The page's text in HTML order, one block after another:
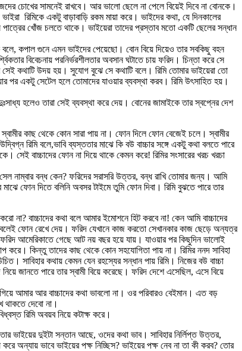
চোখের সামনেই রাখবে। আর ভালো ছেলে না পেলে বিয়েই দিবে না বোনকে।
রিমিকে একটু বাড়াবাড়ি রকম মায়া করে। ভাইদের কথা, যে দিনকালের
পাত্রের খোঁজ চলতে থাকে। ভাইয়েরা তাদের প্রস্তাব মতো একটি ছেলের সন্ধান
বলে, কপাল গুনে এমন ভাইদের পেয়েছো। বোন বিয়ে দিয়েও তার সবকিছু বহন
বিবেচনায় পরনির্ভরশীলতার অবসান ঘটাতে চায় ফরিদ। চিন্তা করে সে
কথাটি উদয় হয়। সুযোগ বুঝে সে কথাটি বলে। রিমি তোমার ভাইয়েরা তো
একটু সেটেল হলে তোমাদের যাওয়ার ব্যবস্থা করব। রিমি উৎসাহিত হয়।
হলেও তারা সেই ব্যবস্থা করে দেয়। বোনের জামাইকে তার স্বপ্নের দেশ
কাছ থেকে কোন সারা পায় না। ফোন দিলে ফোন বেজেই চলে। স্বামীর
রিমি বলে,ভাবি ব্যস্ততার মাঝে কি বউ বাচ্চার সঙ্গে একটু কথা বলতে পারে
বাচ্চাদের ফোন না দিয়ে থাকে কেমন করে! রিমির সংসারের খরচ খরচা
নাম্বার বন্ধ কেন? ফরিদের সরাসরি উত্তর, বন্ধ রাখি তোমার জন্য। আমি
ফোন দিতে বলিনি অবসর টাইমে তুমি ফোন দিবা। রিমি বুঝতে পারে তার
না? বাচ্চাদের কথা বলে আমার ইমোশনে হিট করবে না! কেন আমি বাচ্চাদের
না বলেই ফোন রেখে দেয়। ফরিদ যেখানে কাজ করতো সেখানকার কাজ ছেড়ে অন্যত্র
আমেরিকাতে গেছে আট নয় বছর হয়ে যায়। যাওয়ার পর কিছুদিন ভালোই
করে। কিন্তু তাদের কাছ থেকে কোন সহযোগিতা পায় না। রিমির ননদ সাবিহা
সাবিহার কথায় কেমন যেন রহস্যের সন্ধান পায় রিমি।‌ নিজের বউ বাচ্চা
জানতে পারে তার স্বামী বিয়ে করেছে। ফরিদ দেশে এসেছিল, এসে বিয়ে
আমার আর বাচ্চাদের কথা ভাবলো না। ওর পরিবারও বেইমান। এত বড়
থাকতে দেবো না।
রিমি অবয়ব নিয়ে কটাক্ষ করে।
ভাইয়ের দুইটা সন্তান আছে, ওদের কথা ভাব। সাবিহার নির্লিপ্ত উত্তর,
অন্যায় ভাবে ভাইয়ের পক্ষ নিচ্ছিস? ভাইয়ের পক্ষ নেব না তা কী করব? তোর